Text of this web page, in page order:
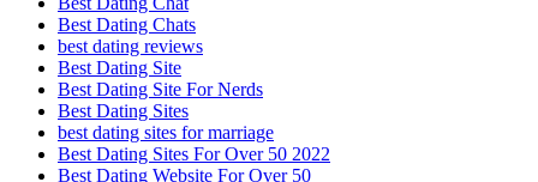
Best Dating Chats
best dating reviews
Best Dating Site
Best Dating Site For Nerds
Best Dating Sites
best dating sites for marriage
Best Dating Sites For Over 50 2022
Best Dating Website For Over 50